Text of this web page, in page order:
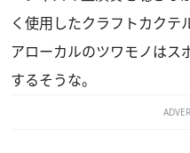
く使用したクラフトカクテ
アローカルのツワモノはス
するそうな。